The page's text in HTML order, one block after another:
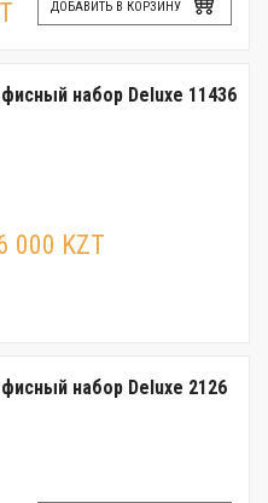
ДОБАВИТЬ В КОРЗИНУ
набор Deluxe 11436
000 KZT
набор Deluxe 2126